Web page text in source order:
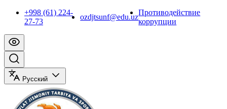
+998 (61) 224-
27-73
ozdjtsunf@edu.uz
Противодействие
коррупции
Русский